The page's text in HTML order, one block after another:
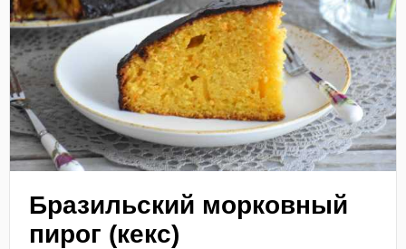
Бразильский морковный
пирог (кекс)